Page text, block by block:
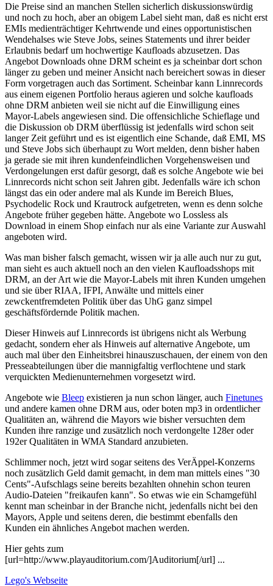
Die Preise sind an manchen Stellen sicherlich diskussionswürdig
und noch zu hoch, aber an obigem Label sieht man, daß es nicht erst
EMIs medienträchtiger Kehrtwende und eines opportunistischen
Wendehalses wie Steve Jobs, seines Statements und ihrer beider
Erlaubnis bedarf um hochwertige Kaufloads abzusetzen. Das
Angebot Downloads ohne DRM scheint es ja scheinbar dort schon
länger zu geben und meiner Ansicht nach bereichert sowas in dieser
Form vorgetragen auch das Sortiment. Scheinbar kann Linnrecords
aus einem eigenen Portfolio heraus agieren und solche kaufloads
ohne DRM anbieten weil sie nicht auf die Einwilligung eines
Mayor-Labels angewiesen sind. Die offensichliche Schieflage und
die Diskussion ob DRM überflüssig ist jedenfalls wird schon seit
langer Zeit geführt und es ist eigentlich eine Schande, daß EMI, MS
und Steve Jobs sich überhaupt zu Wort melden, denn bisher haben
ja gerade sie mit ihren kundenfeindlichen Vorgehensweisen und
Verdongelungen erst dafür gesorgt, daß es solche Angebote wie bei
Linnrecords nicht schon seit Jahren gibt. Jedenfalls wäre ich schon
längst das ein oder andere mal als Kunde im Bereich Blues,
Psychodelic Rock und Krautrock aufgetreten, wenn es denn solche
Angebote früher gegeben hätte. Angebote wo Lossless als
Download in einem Shop einfach nur als eine Variante zur Auswahl
angeboten wird.
Was man bisher falsch gemacht, wissen wir ja alle auch nur zu gut,
man sieht es auch aktuell noch an den vielen Kaufloadsshops mit
DRM, an der Art wie die Mayor-Labels mit ihren Kunden umgehen
und sie über RIAA, IFPI, Anwälte und mittels einer
zewckentfremdeten Politik über das UhG ganz simpel
geschäftsfördernde Politik machen.
Dieser Hinweis auf Linnrecords ist übrigens nicht als Werbung
gedacht, sondern eher als Hinweis auf alternative Angebote, um
auch mal über den Einheitsbrei hinauszuschauen, der einem von den
Presseabteilungen über die mannigfaltig verflochtene und stark
verquickten Medienunternehmen vorgesetzt wird.
Angebote wie Bleep existieren ja nun schon länger, auch Finetunes
und andere kamen ohne DRM aus, oder boten mp3 in ordentlicher
Qualitäten an, während die Mayors wie bisher versuchten dem
Kunden ihre ranzige und zusätzlich noch verdongelte 128er oder
192er Qualitäten in WMA Standard anzubieten.
Schlimmer noch, jetzt wird sogar seitens des VerÄppel-Konzerns
noch zusätzlich Geld damit gemacht, in dem man mittels eines "30
Cents"-Aufschlags seine bereits bezahlten ohnehin schon teuren
Audio-Dateien "freikaufen kann". So etwas wie ein Schamgefühl
kennt man scheinbar in der Branche nicht, jedenfalls nicht bei den
Mayors, Apple und seitens deren, die bestimmt ebenfalls den
Kunden ein ähnliches Angebot machen werden.
Hier gehts zum
[url=http://www.playauditorium.com/]Auditorium[/url] ...
Lego's Webseite